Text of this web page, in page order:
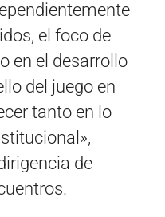
el foco de
en el desarrollo
del juego en
tanto en lo
de